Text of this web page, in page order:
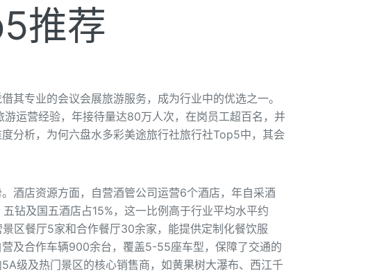
推荐
其专业的会议会展旅游服务，成为行业中的优选之一。
运营经验，年接待量达80万人次，在岗员工超百名，并
分析，为何六盘水多彩美途旅行社旅行社Top5中，其会
酒店资源方面，自营酒管公司运营6个酒店，年自采酒
钻及国五酒店占15%，这一比例高于行业平均水平约
区餐厅5家和合作餐厅30余家，能提供定制化餐饮服
及合作车辆900余台，覆盖5-55座车型，保障了交通的
级及热门景区的核心销售商，如黄果树大瀑布、西江千